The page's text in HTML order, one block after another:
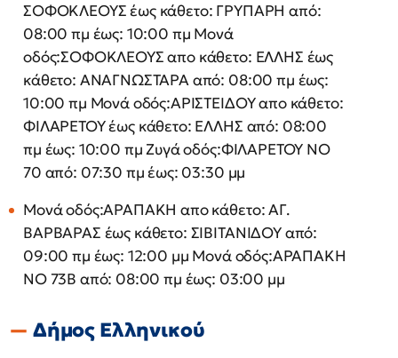
ΣΟΦΟΚΛΕΟΥΣ έως κάθετο: ΓΡΥΠΑΡΗ από:
08:00 πμ έως: 10:00 πμ Μονά
οδός:ΣΟΦΟΚΛΕΟΥΣ απο κάθετο: ΕΛΛΗΣ έως
κάθετο: ΑΝΑΓΝΩΣΤΑΡΑ από: 08:00 πμ έως:
10:00 πμ Μονά οδός:ΑΡΙΣΤΕΙΔΟΥ απο κάθετο:
ΦΙΛΑΡΕΤΟΥ έως κάθετο: ΕΛΛΗΣ από: 08:00
πμ έως: 10:00 πμ Ζυγά οδός:ΦΙΛΑΡΕΤΟΥ ΝΟ
70 από: 07:30 πμ έως: 03:30 μμ
Μονά οδός:ΑΡΑΠΑΚΗ απο κάθετο: ΑΓ.
ΒΑΡΒΑΡΑΣ έως κάθετο: ΣΙΒΙΤΑΝΙΔΟΥ από:
09:00 πμ έως: 12:00 μμ Μονά οδός:ΑΡΑΠΑΚΗ
ΝΟ 73Β από: 08:00 πμ έως: 03:00 μμ
Δήμος Ελληνικού